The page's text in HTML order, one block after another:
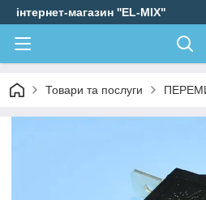
інтернет-магазин ''EL-MIX"
Товари та послуги